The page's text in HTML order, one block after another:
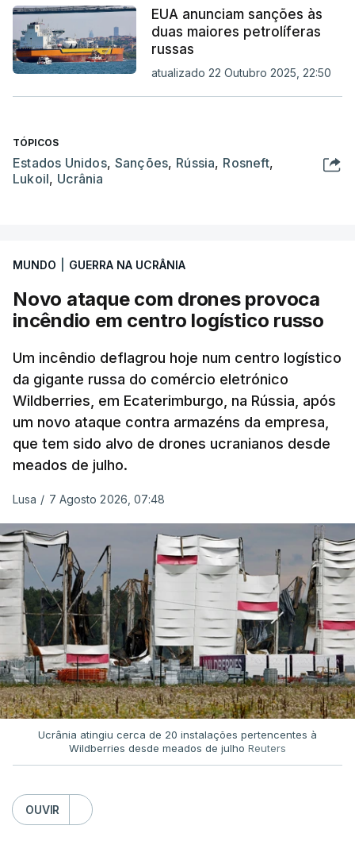
EUA anunciam sanções às
duas maiores petrolíferas
russas
atualizado 22 Outubro 2025, 22:50
TÓPICOS
Estados Unidos, Sanções, Rússia, Rosneft,
Lukoil, Ucrânia
MUNDO GUERRA NA UCRÂNIA
Novo ataque com drones provoca
incêndio em centro logístico russo
Um incêndio deflagrou hoje num centro logístico
da gigante russa do comércio eletrónico
Wildberries, em Ecaterimburgo, na Rússia, após
um novo ataque contra armazéns da empresa,
que tem sido alvo de drones ucranianos desde
meados de julho.
Lusa / 7 Agosto 2026, 07:48
Ucrânia atingiu cerca de 20 instalações pertencentes à
Wildberries desde meados de julho Reuters
OUVIR